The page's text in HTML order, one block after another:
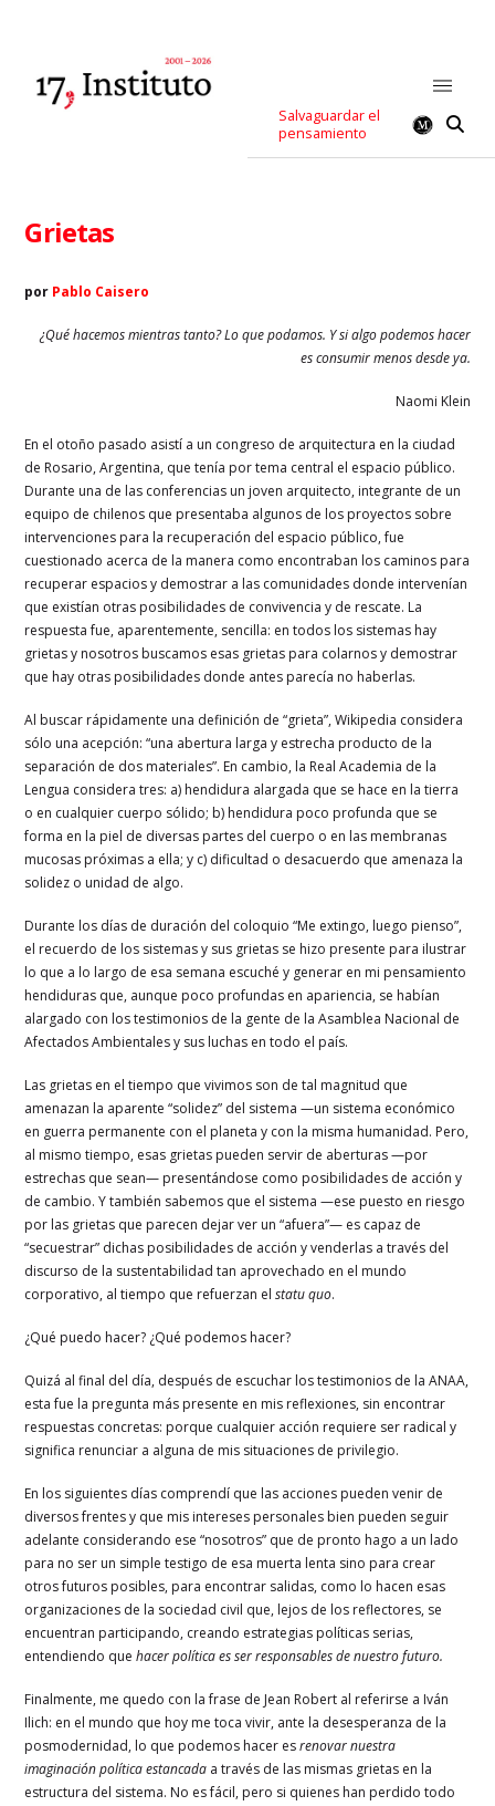
Salvaguardar el
pensamiento
Grietas
por Pablo Caisero
¿Qué hacemos mientras tanto? Lo que podamos. Y si algo podemos hacer
es consumir menos desde ya.
Naomi Klein
En el otoño pasado asistí a un congreso de arquitectura en la ciudad
de Rosario, Argentina, que tenía por tema central el espacio público.
Durante una de las conferencias un joven arquitecto, integrante de un
equipo de chilenos que presentaba algunos de los proyectos sobre
intervenciones para la recuperación del espacio público, fue
cuestionado acerca de la manera como encontraban los caminos para
recuperar espacios y demostrar a las comunidades donde intervenían
que existían otras posibilidades de convivencia y de rescate. La
respuesta fue, aparentemente, sencilla: en todos los sistemas hay
grietas y nosotros buscamos esas grietas para colarnos y demostrar
que hay otras posibilidades donde antes parecía no haberlas.
Al buscar rápidamente una definición de “grieta”, Wikipedia considera
sólo una acepción: “una abertura larga y estrecha producto de la
separación de dos materiales”. En cambio, la Real Academia de la
Lengua considera tres: a) hendidura alargada que se hace en la tierra
o en cualquier cuerpo sólido; b) hendidura poco profunda que se
forma en la piel de diversas partes del cuerpo o en las membranas
mucosas próximas a ella; y c) dificultad o desacuerdo que amenaza la
solidez o unidad de algo.
Durante los días de duración del coloquio “Me extingo, luego pienso”,
el recuerdo de los sistemas y sus grietas se hizo presente para ilustrar
lo que a lo largo de esa semana escuché y generar en mi pensamiento
hendiduras que, aunque poco profundas en apariencia, se habían
alargado con los testimonios de la gente de la Asamblea Nacional de
Afectados Ambientales y sus luchas en todo el país.
Las grietas en el tiempo que vivimos son de tal magnitud que
amenazan la aparente “solidez” del sistema —un sistema económico
en guerra permanente con el planeta y con la misma humanidad. Pero,
al mismo tiempo, esas grietas pueden servir de aberturas —por
estrechas que sean— presentándose como posibilidades de acción y
de cambio. Y también sabemos que el sistema —ese puesto en riesgo
por las grietas que parecen dejar ver un “afuera”— es capaz de
“secuestrar” dichas posibilidades de acción y venderlas a través del
discurso de la sustentabilidad tan aprovechado en el mundo
corporativo, al tiempo que refuerzan elstatu quo.
¿Qué puedo hacer? ¿Qué podemos hacer?
Quizá al final del día, después de escuchar los testimonios de la ANAA,
esta fue la pregunta más presente en mis reflexiones, sin encontrar
respuestas concretas: porque cualquier acción requiere ser radical y
significa renunciar a alguna de mis situaciones de privilegio.
En los siguientes días comprendí que las acciones pueden venir de
diversos frentes y que mis intereses personales bien pueden seguir
adelante considerando ese “nosotros” que de pronto hago a un lado
para no ser un simple testigo de esa muerta lenta sino para crear
otros futuros posibles, para encontrar salidas, como lo hacen esas
organizaciones de la sociedad civil que, lejos de los reflectores, se
encuentran participando, creando estrategias políticas serias,
entendiendo quehacer política es ser responsables de nuestro futuro.
Finalmente, me quedo con la frase de Jean Robert al referirse a Iván
Ilich: en el mundo que hoy me toca vivir, ante la desesperanza de la
posmodernidad, lo que podemos hacer esrenovar nuestra
imaginación política estancada a través de las mismas grietas en la
estructura del sistema. No es fácil, pero si quienes han perdido todo